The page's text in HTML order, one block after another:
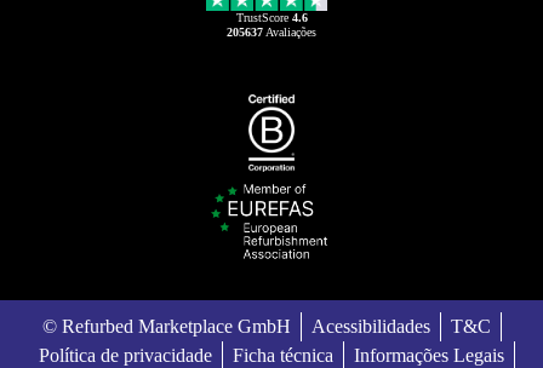
TrustScore 4.6
205637 Avaliações
© Refurbed Marketplace GmbH Acessibilidades
T&C
Política de privacidade
Ficha técnica Informações Legais